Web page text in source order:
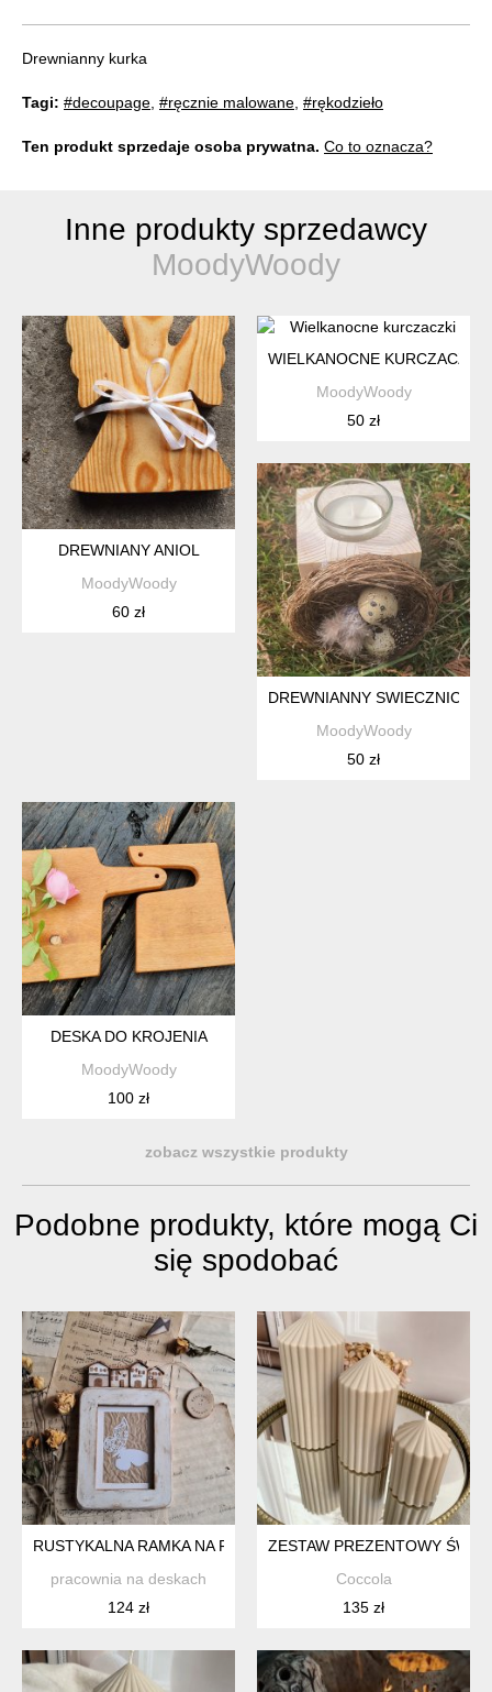
Drewnianny kurka
Tagi: #decoupage #ręcznie malowane #rękodzieło
Ten produkt sprzedaje osoba prywatna. Co to oznacza?
Inne produkty sprzedawcy
MoodyWoody
DREWNIANY ANIOL
MoodyWoody
60 zł
WIELKANOCNE KURCZACZKI
MoodyWoody
50 zł
DREWNIANNY SWIECZNICZEK
MoodyWoody
50 zł
DESKA DO KROJENIA
MoodyWoody
100 zł
zobacz wszystkie produkty
Podobne produkty, które mogą Ci
się spodobać
RUSTYKALNA RAMKA NA FOTOGRAFIĘ
pracownia na deskach
124 zł
ZESTAW PREZENTOWY
Coccola
135 zł